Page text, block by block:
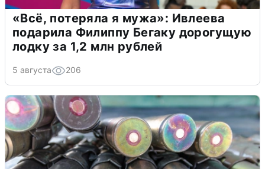
«Всё, потеряла я мужа»: Ивлеева
подарила Филиппу Бегаку дорогущую
лодку за 1,2 млн рублей
5 августа 206